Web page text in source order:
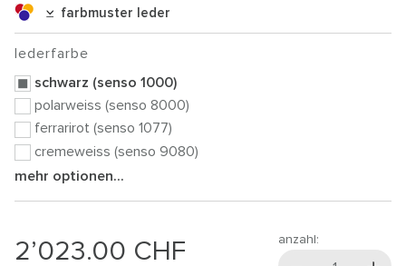
farbmuster leder
lederfarbe
schwarz (senso 1000)
polarweiss (senso 8000)
ferrarirot (senso 1077)
cremeweiss (senso 9080)
mehr optionen...
2’023.00 CHF anzahl: